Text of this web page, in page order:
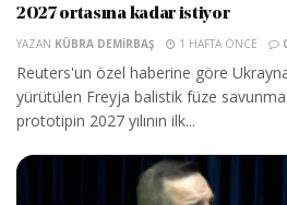
2027 ortasına kadar istiyor
YAZAN KÜBRA DEMIRBAŞ 1 HAFTA ÖNCE
Reuters'un özel haberine göre
yürütülen Freyja balistik füze
prototipin 2027 yılının ilk...